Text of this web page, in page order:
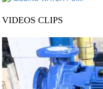
VIDEOS CLIPS